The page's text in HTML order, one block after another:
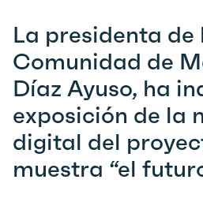
La presidenta de
Comunidad de
Díaz Ayuso, ha
exposición de la
digital del
muestra “el